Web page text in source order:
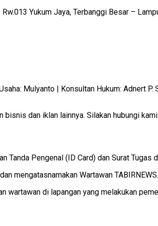
Yukum Jaya, Terbanggi Besar –
Mulyanto | Konsultan Hukum: Adnert P.
bisnis dan iklan lainnya. Silakan hubungi
Tanda Pengenal (ID Card) dan Surat
mengatasnamakan Wartawan
wartawan di lapangan yang melakukan